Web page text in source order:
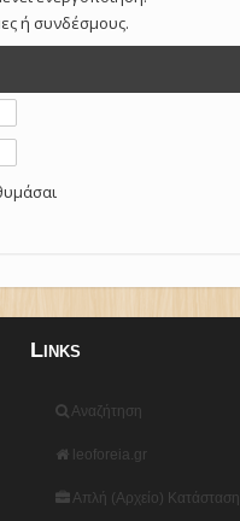
ή συνδέσμους.
Links
Αναζήτηση
leoforeia.gr
Απλή (Αρχείο) Κατάσταση